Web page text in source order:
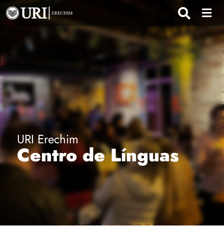
URI Erechim
Centro de Línguas